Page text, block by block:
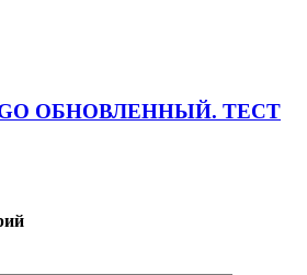
ОБНОВЛЕННЫЙ. ТЕСТ